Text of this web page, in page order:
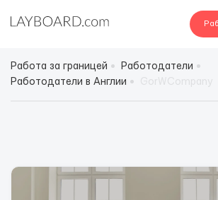
Работа за границей
Работодатели
Работодатели в Англии